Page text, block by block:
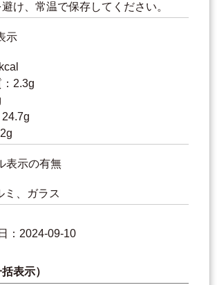
け、常温で保存してください。
示
2.3g
表示の有無
ミ、ガラス
：2024-09-10
表示）